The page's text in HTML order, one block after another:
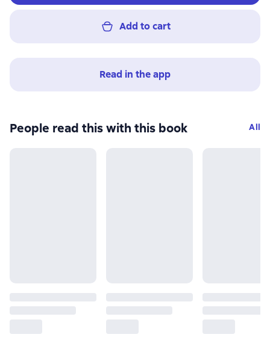
Add to cart
Read in the app
People read this with this book All